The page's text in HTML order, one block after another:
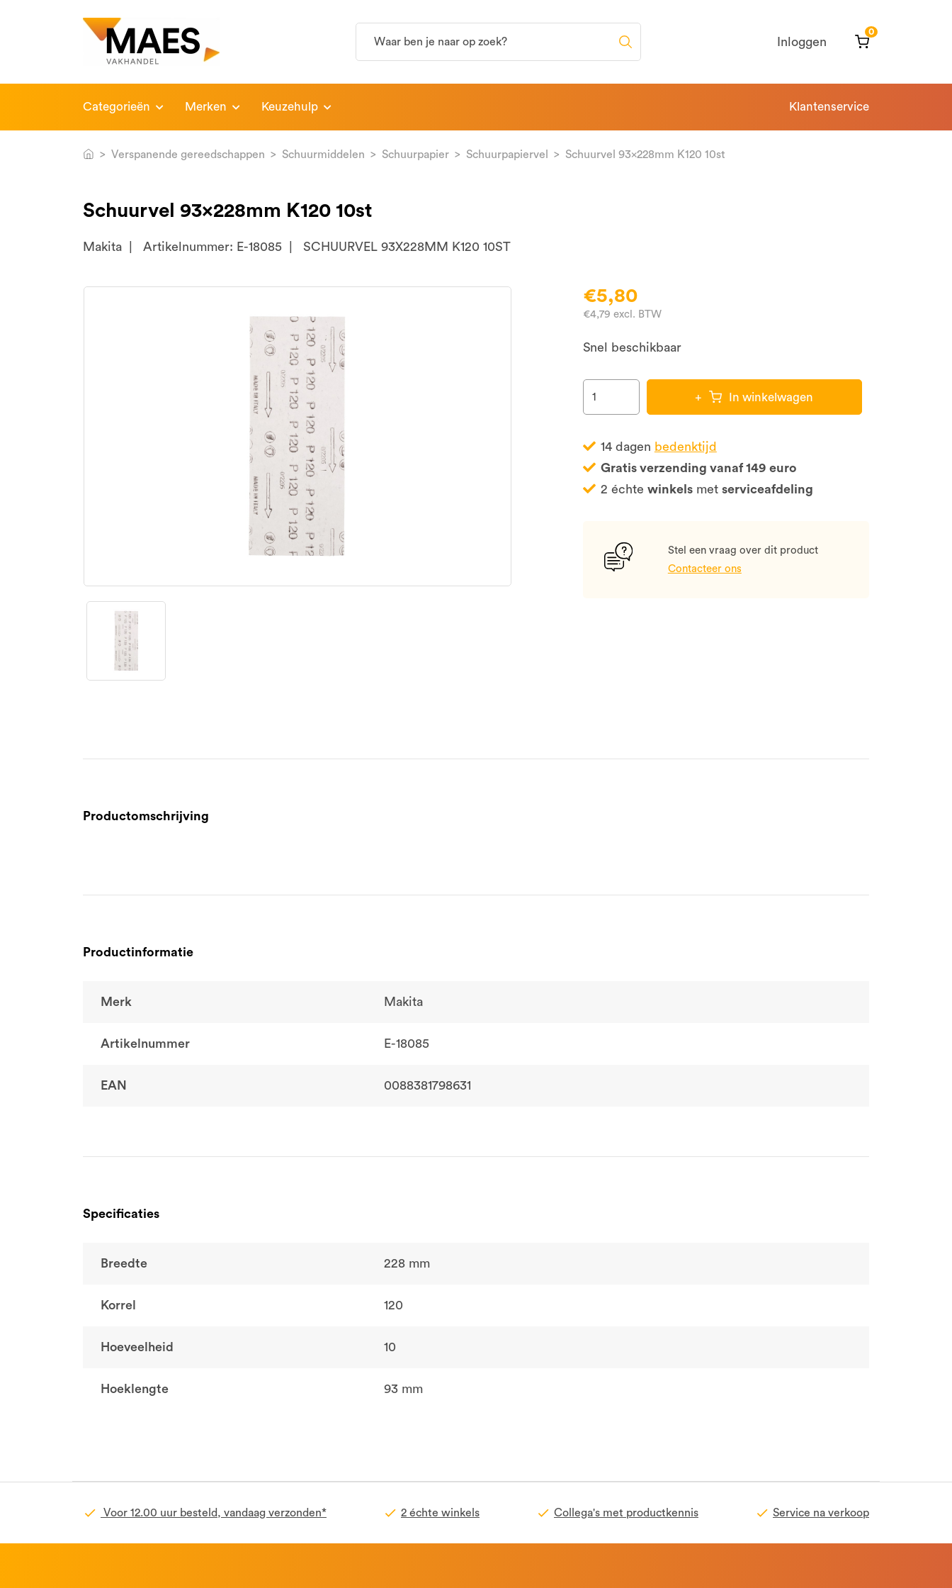
Inloggen
0
Categorieën Merken Keuzehulp Klantenservice
Verspanende gereedschappen Schuurmiddelen Schuurpapier Schuurpapiervel Schuurvel 93x228mm K120 10st
Schuurvel 93x228mm K120 10st
Makita Artikelnummer: E-18085 SCHUURVEL 93X228MM K120 10ST
€5,80
€4,79 excl. BTW
Snel beschikbaar
+ In winkelwagen
14 dagen bedenktijd
Gratis verzending vanaf 149 euro
2 échte winkelsmet serviceafdeling
Stel een vraag over dit product
Contacteer ons
Productomschrijving
Productinformatie
Merk Makita
Artikelnummer E-18085
EAN 0088381798631
Specificaties
Breedte 228 mm
Korrel 120
Hoeveelheid 10
Hoeklengte 93 mm
Voor 12.00 uur besteld, vandaag verzonden* 2 échte winkels Collega's met productkennis Service na verkoop